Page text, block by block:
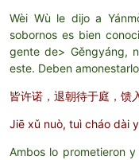
Wèi Wù le dijo a
sobornos es bien
gente de> Gěngyáng,
este. Deben
皆许诺，退朝待于庭，馈
Jiē xǔ nuò, tuì cháo dài
Ambos lo prometieron